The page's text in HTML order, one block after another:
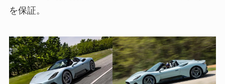
を保証。